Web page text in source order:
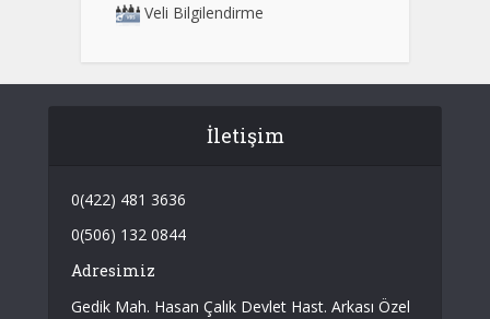
Veli Bilgilendirme
İletişim
0(422) 481 3636
0(506) 132 0844
Adresimiz
Gedik Mah. Hasan Çalık Devlet Hast. Arkası Özel